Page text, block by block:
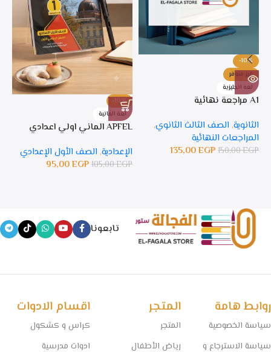
-10%
غير متوفر
لغة انجليزية
A1 مراجعة نهائية
الثانوية, الصف الثالث الثانوي,
المراجعات النهائية
150,00EGP
135,00EGP
-10%
لغة المانية
APFEL الماني اولي اعدادي
الإعدادية, الصف الأول الإعدادي
105,00EGP
95,00EGP
تابعونا
روابط هامة
سياسة الخصوصية
سياسة الاسترجاع و
المتجر
المتجر
رياض الأطفال
اقسام الادوات
كراس و كشكول
ادوات مدرسية